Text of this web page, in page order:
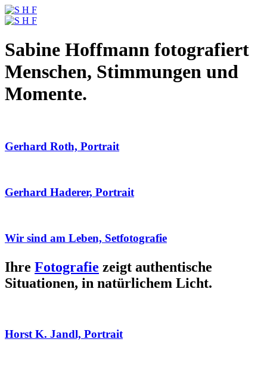
Sabine Hoffmann fotografiert
Menschen, Stimmungen und
Momente.
Gerhard Roth, Portrait
Gerhard Haderer, Portrait
Wir sind am Leben, Setfotografie
Ihre Fotografie zeigt authentische
Situationen, in natürlichem Licht.
Horst K. Jandl, Portrait